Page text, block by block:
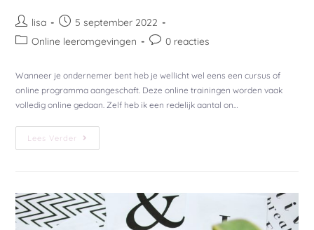
lisa
5 september 2022
Online leeromgevingen
0 reacties
Wanneer je ondernemer bent heb je wellicht wel eens een cursus of
online programma aangeschaft. Deze online trainingen worden vaak
volledig online gedaan. Zelf heb ik een redelijk aantal on…
Lees Verder